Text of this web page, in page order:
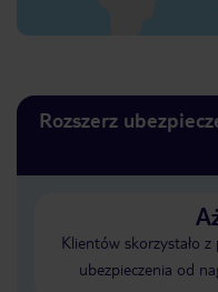
Rozszerz
Klientów skorzystało
ubezpieczenia od